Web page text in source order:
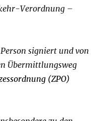
Verordnung –
signiert und von
Übermittlungsweg
(ZPO)